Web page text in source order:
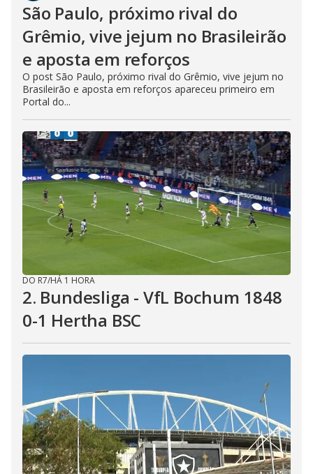
São Paulo, próximo rival do
Grêmio, vive jejum no Brasileirão
e aposta em reforços
O post São Paulo, próximo rival do Grêmio, vive jejum no
Brasileirão e aposta em reforços apareceu primeiro em
Portal do...
DO R7/HÁ 1 HORA
2. Bundesliga - VfL Bochum 1848
0-1 Hertha BSC